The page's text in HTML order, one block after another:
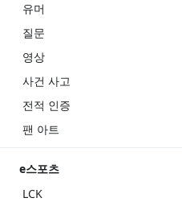
유머
질문
영상
사건 사고
전적 인증
팬 아트
e스포츠
LCK